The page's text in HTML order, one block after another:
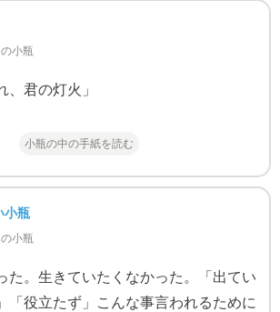
小瓶
、君の灯火」
小瓶の中の手紙を読む
小瓶
小瓶
た。生きていたくなかった。「出てい
「役立たず」こんな事言われるために